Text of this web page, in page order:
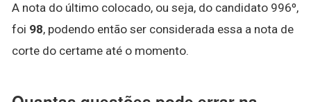
A nota do último colocado, ou seja, do candidato 996º,
foi 98, podendo então ser considerada essa a nota de
corte do certame até o momento.